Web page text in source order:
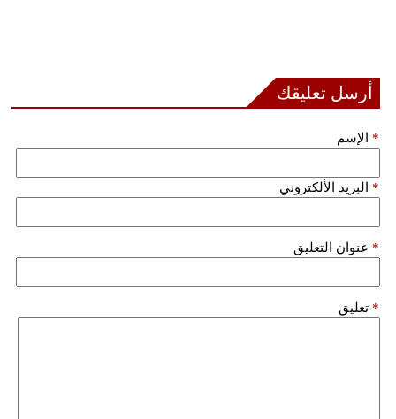
أرسل تعليقك
الإسم *
البريد الألكتروني *
عنوان التعليق *
تعليق *